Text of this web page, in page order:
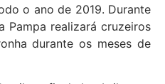
o ano de 2019. Durante
Pampa realizará cruzeiros
durante os meses de